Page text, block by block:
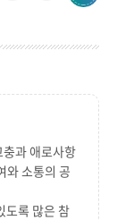
과 애로사항
와 소통의 공
도록 많은 참